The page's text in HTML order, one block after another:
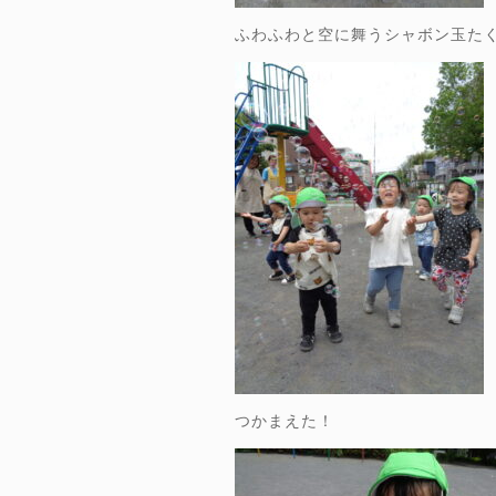
ふわふわと空に舞うシャボン玉た
つかまえた！